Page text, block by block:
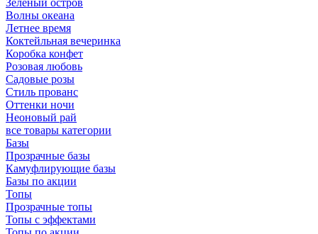
Волны океана
Летнее время
Коктейльная вечеринка
Коробка конфет
Розовая любовь
Садовые розы
Стиль прованс
Оттенки ночи
Неоновый рай
все товары категории
Базы
Прозрачные базы
Камуфлирующие базы
Базы по акции
Топы
Прозрачные топы
Топы с эффектами